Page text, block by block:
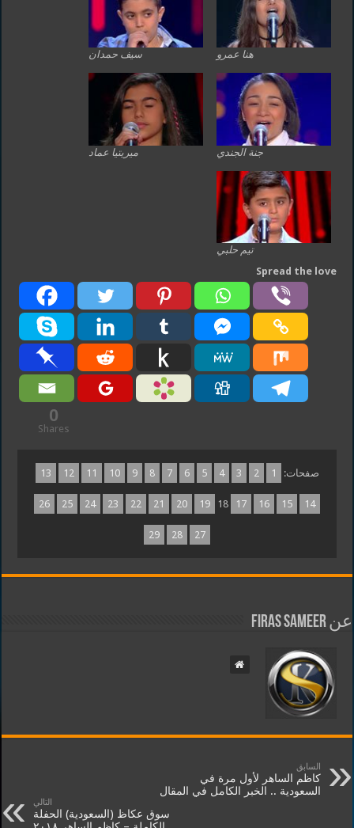
هنا عمرو سيف حمدان
جنة الجندي ميريتيا عماد
تيم حلبي
Spread the love
0
Shares
صفحات: 1
2
3
4
5
6
7
8
9
10
11
12
13
14
15
16
17
18
19
20
21
22
23
24
25
26
27
28
29
عن Firas Sameer
السابق
كاظم الساهر لأول مرة في
السعودية .. الخبر الكامل في المقال
التالي
سوق عكاظ (السعودية) الحفلة